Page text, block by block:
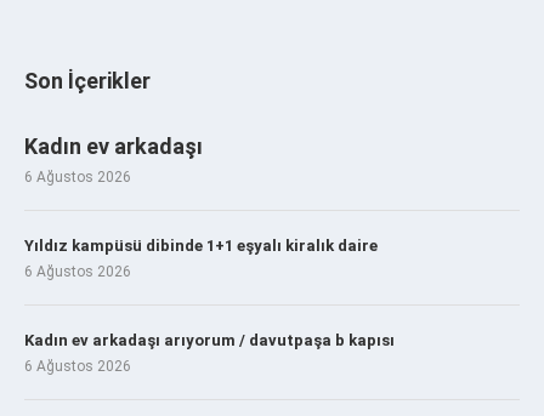
Son İçerikler
Kadın ev arkadaşı
6 Ağustos 2026
Yıldız kampüsü dibinde 1+1 eşyalı kiralık daire
6 Ağustos 2026
Kadın ev arkadaşı arıyorum / davutpaşa b kapısı
6 Ağustos 2026